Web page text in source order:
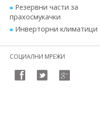
Резервни части за
прахосмукачки
Инверторни климатици
СОЦИАЛНИ МРЕЖИ